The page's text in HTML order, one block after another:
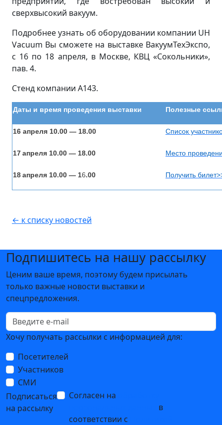
сверхвысокий вакуум.
Подробнее узнать об оборудовании компании UH
Vacuum Вы сможете на выставке ВакуумТехЭкспо,
с 16 по 18 апреля, в Москве, КВЦ «Сокольники»,
пав. 4.
Стенд компании А143.
Даты и время проведения выставки Полезные
16 апреля 10.00 — 18.00 Список
17апреля 10.00 — 18.00 Место
18апреля 10.00 — 16.00 Получить
← к списку новостей
Подпишитесь на нашу рассылку
Ценим ваше время, поэтому будем присылать
только важные новости выставки и
спецпредложения.
Хочу получать рассылки с информацией для:
Посетителей
Участников
СМИ
Подписаться
на рассылку
Согласен на
в
соответствии с